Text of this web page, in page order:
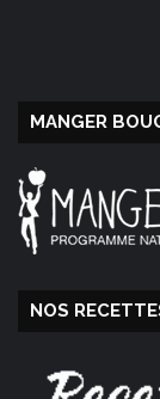
MANGER
NOS